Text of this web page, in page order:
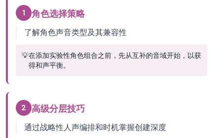
1 角色选择策略
了解角色声音类型及其兼容性
💡在添加实验性角色组合之前，先从互补的音域开始，以获
得和声平衡。
2 高级分层技巧
通过战略性人声编排和时机掌握创建深度